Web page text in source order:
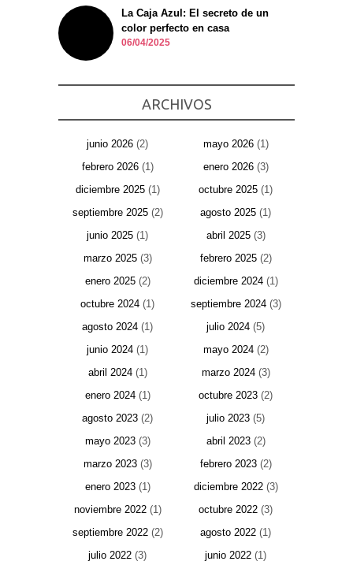
La Caja Azul: El secreto de un
color perfecto en casa
06/04/2025
ARCHIVOS
junio 2026 (2) mayo 2026(1)
febrero 2026(1) enero 2026(3)
diciembre 2025(1) octubre 2025 (1)
septiembre 2025(2) agosto 2025 (1)
junio 2025 (1) abril 2025(3)
marzo 2025(3) febrero 2025(2)
enero 2025(2) diciembre 2024(1)
octubre 2024 (1) septiembre 2024(3)
agosto 2024 (1) julio 2024 (5)
junio 2024 (1) mayo 2024(2)
abril 2024(1) marzo 2024(3)
enero 2024(1) octubre 2023 (2)
agosto 2023 (2) julio 2023 (5)
mayo 2023(3) abril 2023(2)
marzo 2023(3) febrero 2023(2)
enero 2023(1) diciembre 2022(3)
noviembre 2022(1) octubre 2022 (3)
septiembre 2022(2) agosto 2022 (1)
julio 2022 (3) junio 2022 (1)